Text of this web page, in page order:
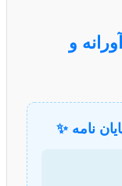
و
نامه ✨